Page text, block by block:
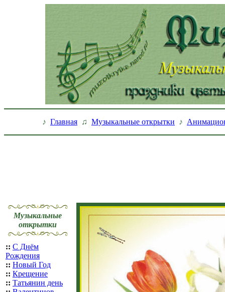
♪ Главная ♫ Музыкальные открытки ♪
Музыкальные
открытки
:: С Днём
Рождения
:: Новый Год
:: Крещение
:: Татьянин день